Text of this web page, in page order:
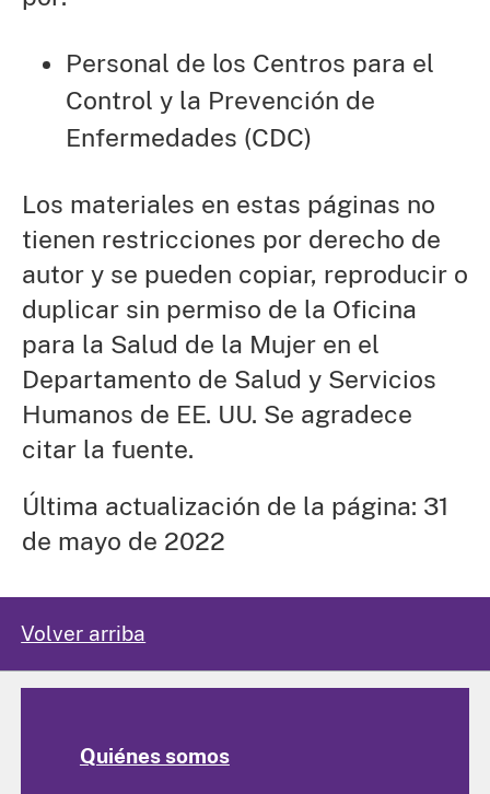
Personal de los Centros para el
Control y la Prevención de
Enfermedades (CDC)
Los materiales en estas páginas no
tienen restricciones por derecho de
autor y se pueden copiar, reproducir o
duplicar sin permiso de la Oficina
para la Salud de la Mujer en el
Departamento de Salud y Servicios
Humanos de EE. UU. Se agradece
citar la fuente.
Última actualización de la página: 31
de mayo de 2022
Volver arriba
Quiénes somos